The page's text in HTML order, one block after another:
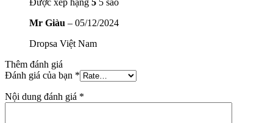
Mr Giàu – 05/12/2024
Dropsa Việt Nam
Thêm đánh giá
Đánh giá của bạn *
Nội dung đánh giá *